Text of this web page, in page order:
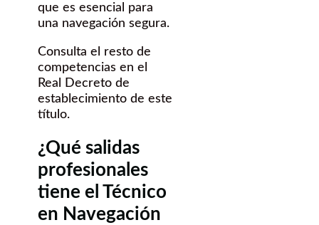
que es esencial para
una navegación segura.
Consulta el resto de
competencias en el
Real Decreto de
establecimiento de este
título.
¿Qué salidas
profesionales
tiene el Técnico
en Navegación